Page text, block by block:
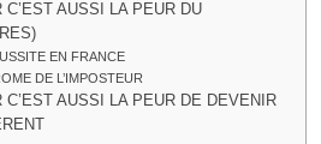
AUSSI LA PEUR DU
EN FRANCE
DE L’IMPOSTEUR
C’EST AUSSI LA PEUR DE DEVENIR